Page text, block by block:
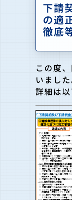
下請
の適
徹底
この度
いました
詳細は以